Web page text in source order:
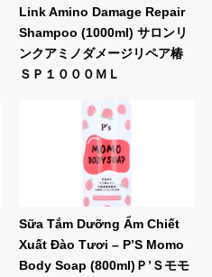
Link Amino Damage Repair
Shampoo (1000ml) サロンリ
ンクアミノダメージリペア椿
ＳＰ１０００ＭＬ
Sữa Tắm Dưỡng Ẩm Chiết
Xuất Đào Tươi – P’S Momo
Body Soap (800ml)Ｐ’Ｓモモ